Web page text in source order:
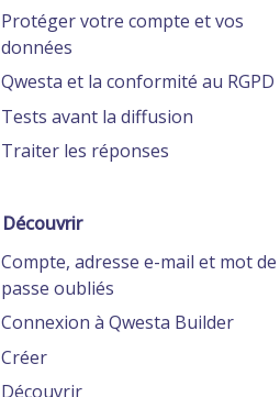
Protéger votre compte et vos
données
Qwesta et la conformité au RGPD
Tests avant la diffusion
Traiter les réponses
Découvrir
Compte, adresse e-mail et mot de
passe oubliés
Connexion à Qwesta Builder
Créer
Découvrir